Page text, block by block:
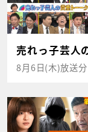
売れっ子芸人
8月6日(木)放送分